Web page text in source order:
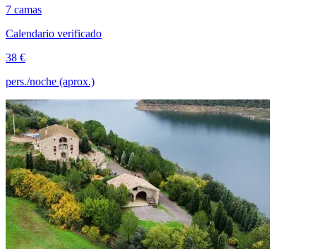
7 camas
Calendario verificado
38 €
pers./noche (aprox.)